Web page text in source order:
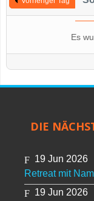
Es
DIE
19 Jun 2026
Retreat mit
19 Jun 2026